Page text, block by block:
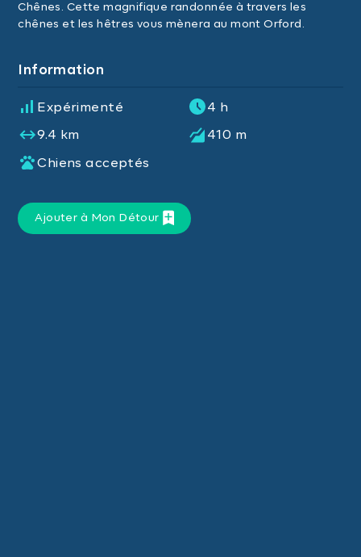
Chênes. Cette magnifique randonnée à travers les
chênes et les hêtres vous mènera au mont Orford.
Information
Expérimenté 4 h
9.4 km 410 m
Chiens acceptés
Ajouter à Mon Détour